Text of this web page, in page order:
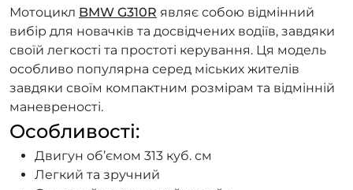
Мотоцикл BMW G310R являє собою відмінний
вибір для новачків та досвідчених водіїв, завдяки
своїй легкості та простоті керування. Ця модель
особливо популярна серед міських жителів
завдяки своїм компактним розмірам та відмінній
маневреності.
Особливості:
Двигун об’ємом 313 куб. см
Легкий та зручний